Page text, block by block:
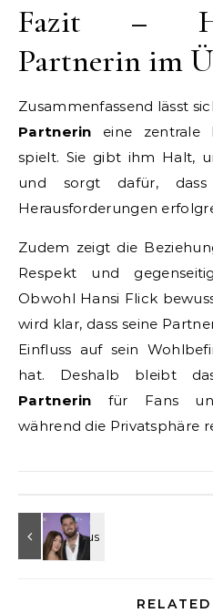
Fazit –
Partnerin im
Zusammenfassend lässt
Partnerin eine zentrale
spielt. Sie gibt ihm Halt,
und sorgt dafür,
Herausforderungen
Zudem zeigt die
Respekt und
Obwohl Hansi Flick
wird klar, dass seine
Einfluss auf sein
hat. Deshalb bleibt
Partnerin für Fans
während die Privatsphäre